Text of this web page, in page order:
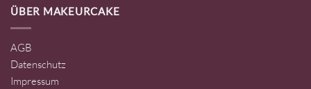
ÜBER MAKEURCAKE
AGB
Datenschutz
Impressum